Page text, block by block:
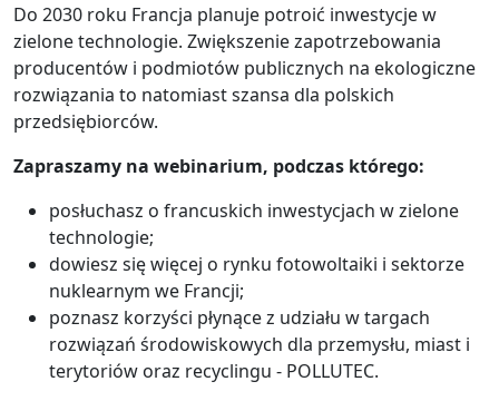
Do 2030 roku Francja planuje potroić inwestycje w
zielone technologie. Zwiększenie zapotrzebowania
producentów i podmiotów publicznych na ekologiczne
rozwiązania to natomiast szansa dla polskich
przedsiębiorców.
Zapraszamy na webinarium, podczas którego:
posłuchasz o francuskich inwestycjach w zielone
technologie;
dowiesz się więcej o rynku fotowoltaiki i sektorze
nuklearnym we Francji;
poznasz korzyści płynące z udziału w targach
rozwiązań środowiskowych dla przemysłu, miast i
terytoriów oraz recyclingu - POLLUTEC.